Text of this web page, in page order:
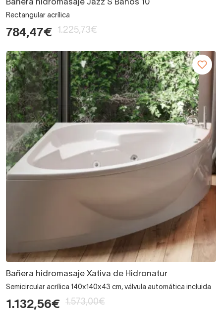
Bañera hidromasaje Jazz S Baños 10
Rectangular acrílica
784,47€ 1.225,73€
Bañera hidromasaje Xativa de Hidronatur
Semicircular acrílica 140x140x43 cm, válvula automática incluida
1.132,56€ 1.573,00€